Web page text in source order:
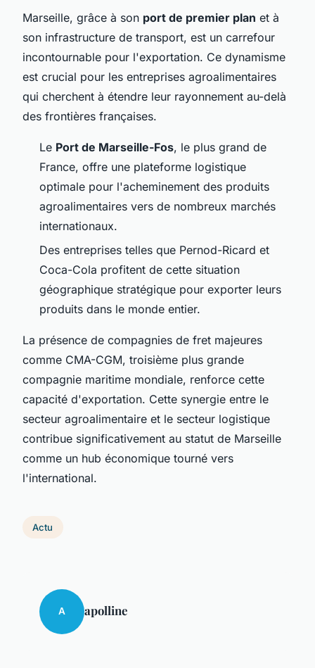
Marseille, grâce à son port de premier plan et à
son infrastructure de transport, est un carrefour
incontournable pour l'exportation. Ce dynamisme
est crucial pour les entreprises agroalimentaires
qui cherchent à étendre leur rayonnement au-delà
des frontières françaises.
Le Port de Marseille-Fos, le plus grand de
France, offre une plateforme logistique
optimale pour l'acheminement des produits
agroalimentaires vers de nombreux marchés
internationaux.
Des entreprises telles que Pernod-Ricard et
Coca-Cola profitent de cette situation
géographique stratégique pour exporter leurs
produits dans le monde entier.
La présence de compagnies de fret majeures
comme CMA-CGM, troisième plus grande
compagnie maritime mondiale, renforce cette
capacité d'exportation. Cette synergie entre le
secteur agroalimentaire et le secteur logistique
contribue significativement au statut de Marseille
comme un hub économique tourné vers
l'international.
Actu
A apolline